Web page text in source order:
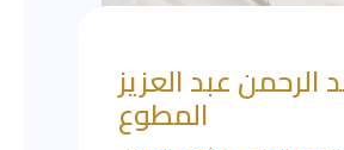
الرحمن عبد العزيز
المطوع